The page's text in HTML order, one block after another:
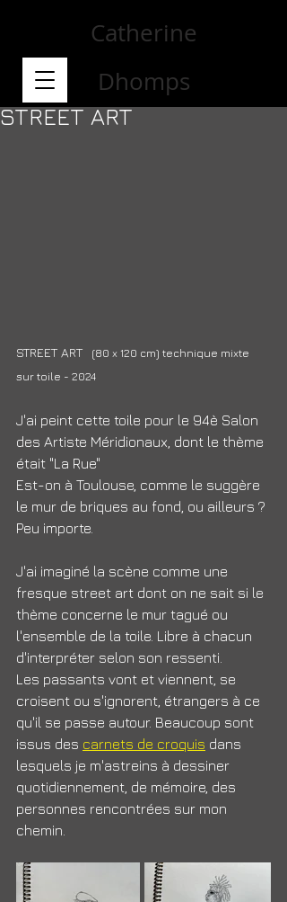
Catherine
Dhomps
STREET ART
STREET ART
  (80 x 120 cm) technique mixte
sur toile - 2024
J'ai peint cette toile pour le 94è Salon
des Artiste Méridionaux, dont le thème
était "La Rue"
Est-on à Toulouse, comme le suggère
le mur de briques au fond, ou ailleurs ?
Peu importe.
J'ai imaginé la scène comme une
fresque street art dont on ne sait si le
thème concerne le mur tagué ou
l'ensemble de la toile. Libre à chacun
d'interpréter selon son ressenti.
Les passants vont et viennent, se
croisent ou s'ignorent, étrangers à ce
qu'il se passe autour. Beaucoup sont
issus des carnets de croquis dans
lesquels je m'astreins à dessiner
quotidiennement, de mémoire, des
personnes rencontrées sur mon
chemin.